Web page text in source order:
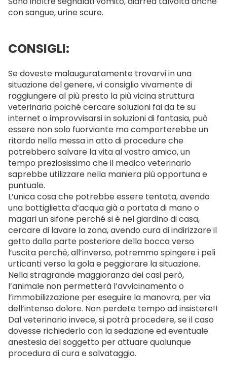
con sangue, urine scure.
CONSIGLI:
Se doveste malauguratamente trovarvi in una
situazione del genere, vi consiglio vivamente di
raggiungere al più presto la più vicina struttura
veterinaria poiché cercare soluzioni fai da te su
internet o improvvisarsi in soluzioni di fantasia, può
essere non solo fuorviante ma comporterebbe un
ritardo nella messa in atto di procedure che
potrebbero salvare la vita al vostro amico, un
tempo preziosissimo che il medico veterinario
saprebbe utilizzare nella maniera più opportuna e
puntuale.
L’unica cosa che potrebbe essere tentata, avendo
una bottiglietta d’acqua già a portata di mano o
magari un sifone perché si è nel giardino di casa,
cercare di lavare la zona, avendo cura di indirizzare il
getto dalla parte posteriore della bocca verso
l’uscita perché, all’inverso, potremmo spingere i peli
urticanti verso la gola e peggiorare la situazione.
Nella stragrande maggioranza dei casi però,
l’animale non permetterà l’avvicinamento o
l’immobilizzazione per eseguire la manovra, per via
dell’intenso dolore. Non perdete tempo ad insistere!!
Dal veterinario invece, si potrà procedere, se il caso
dovesse richiederlo con la sedazione ed eventuale
anestesia del soggetto per attuare qualunque
procedura di cura e salvataggio.